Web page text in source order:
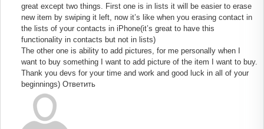
great except two things. First one is in lists it will be easier to erase
new item by swiping it left, now it’s like when you erasing contact in
the lists of your contacts in iPhone(it’s great to have this
functionality in contacts but not in lists)
The other one is ability to add pictures, for me personally when I
want to buy something I want to add picture of the item I want to buy.
Thank you devs for your time and work and good luck in all of your
beginnings) Ответить